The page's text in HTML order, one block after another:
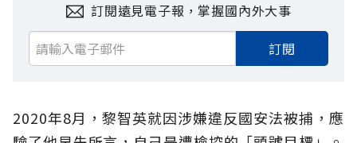
訂閱遠見電子報，掌握國內外大事
訂閱
2020年8月，黎智英就因涉嫌違反國安法被捕，應